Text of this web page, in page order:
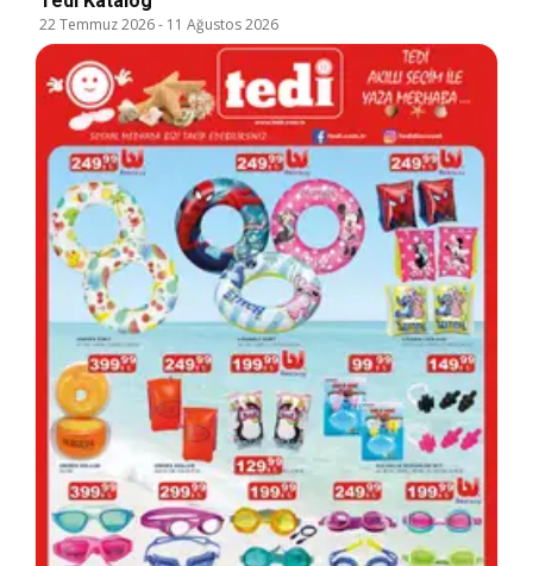
22 Temmuz 2026- 11 Ağustos 2026